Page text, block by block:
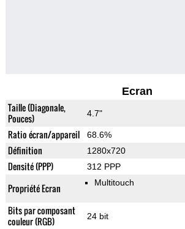
Ecran
Taille (Diagonale,
Pouces)
4.7"
Ratio écran/appareil 68.6%
Définition 1280x720
Densité (PPP) 312 PPP
Propriété Ecran Multitouch
Bits par composant
couleur (RGB)
24 bit